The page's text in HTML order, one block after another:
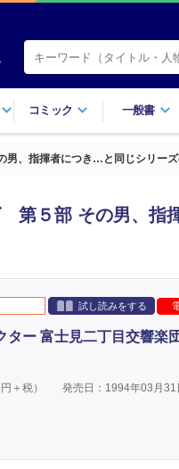
コミック 一般書
、指揮者につき…と同じシリー
第５部 その男、指
試し読みをする
ター 富士見二丁目交響楽
円＋税） 発売日：1994年03月31